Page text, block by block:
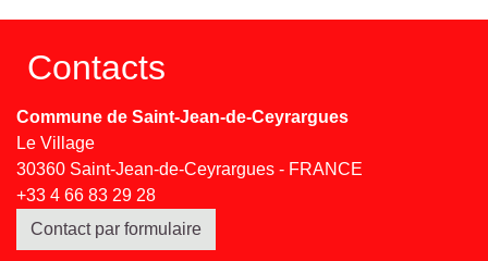
Contacts
Commune de Saint-Jean-de-Ceyrargues
Le Village
30360 Saint-Jean-de-Ceyrargues - FRANCE
+33 4 66 83 29 28
Contact par formulaire